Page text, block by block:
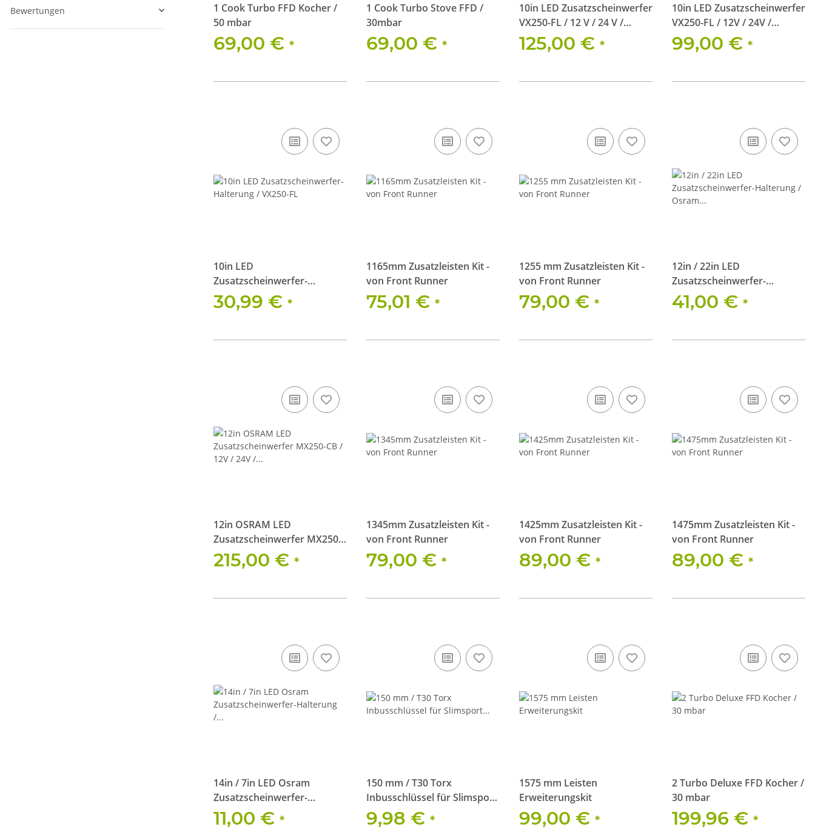
1 Cook Turbo FFD Kocher /
50 mbar
69,00 € *
1 Cook Turbo Stove FFD /
30mbar
69,00 € *
10in LED Zusatzscheinwerfer
VX250-FL / 12 V / 24 V /
Flutlicht AND Halterung
125,00 € *
10in LED Zusatzscheinwerfer
VX250-FL / 12V / 24V /
Flutlicht
99,00 € *
10in LED
Zusatzscheinwerfer-
Halterung / VX250-FL
30,99 € *
1165mm Zusatzleisten Kit -
von Front Runner
75,01 € *
1255 mm Zusatzleisten Kit -
von Front Runner
79,00 € *
12in / 22in LED
Zusatzscheinwerfer-
Halterung / Osram FX250-SP
/ FX500-CB / FX250-CB /
41,00 € *
12in OSRAM LED
Zusatzscheinwerfer MX250-
CB / 12V / 24V / Kombilicht
AND Halterungs Kit
215,00 € *
1345mm Zusatzleisten Kit -
von Front Runner
79,00 € *
1425mm Zusatzleisten Kit -
von Front Runner
89,00 € *
1475mm Zusatzleisten Kit -
von Front Runner
89,00 € *
14in / 7in LED Osram
Zusatzscheinwerfer-
Halterung / SX300-SP und
SX180-SP
11,00 € *
150 mm / T30 Torx
Inbusschlüssel für Slimsport
Dachträger
9,98 € *
1575 mm Leisten
Erweiterungskit
99,00 € *
2 Turbo Deluxe FFD Kocher /
30 mbar
199,96 € *
Bewertungen